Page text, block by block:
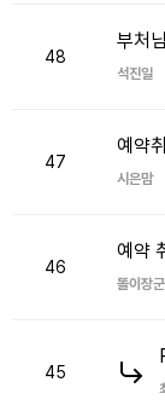
48
부처
석진일
47
예약
시은맘
46
예약
똘이장군
45